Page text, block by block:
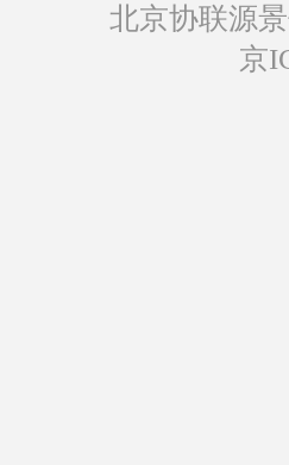
北京协联源
京